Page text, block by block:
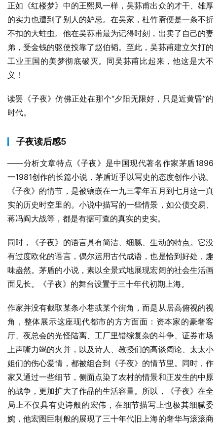
正如《红楼梦》中的王熙凤一样，吴荪甫出众的才干、雄厚
的实力也遭到了别人的妒忌。在吴家，杜竹斋便是一条不折
不扣的大蛀虫。他在吴荪甫最为记得时刻，出卖了自己的妻
弟，受金钱的驱使投靠了赵伯韬。至此，吴荪甫建立欠打的
工业王国的美梦彻底破灭。同吴荪甫比起来，他这是大不
义！
读罢《子夜》仿佛正处在那个“夕阳无限好，只是近黄昏”的
时代。
子夜读后感5
——分析文章特点《子夜》是中国现代著名作家茅盾1896
一1981创作的长篇小说，茅盾近乎以写史的态度创作小说。
《子夜》的情节，是被镶嵌在一九三零年五月到七月这一真
实的历史时空里的。小说中描写的一些情景，如公债交易、
蒋冯阎大战等，都是有据可查的真实的史实。
同时，《子夜》的语言具有简洁、细腻、生动的特点。它没
有过度欧化的语言，偶尔运用古代成语，也是恰到好处，趣
味盎然。茅盾的小说，素以全景式地展现宏阔的社会生活画
面见长。《子夜》的舞台设置于三十年代初期上海。
作家并没有截取某条小巷或某个街角，而是从居高俯视的视
角，整体展示这座现代都市的方方面面：资本家的豪奢客
厅、夜总会的光怪陆离、工厂里错综复杂的斗争、证券市场
上声嘶力竭的火并，以及诗人、教授们的高谈阔论、太太小
姐们的伤心爱情，都被组合到《子夜》的情节里。同时，作
家又通过一些细节，侧面点染了农村的情景和正发生的中原
的战争，更加扩大了作品的生活容量。所以，《子夜》在全
局上不仅具有史诗般的宏伟，在细节描写上也极其细腻委
婉，他宏图巨制般的展现了三十年代旧上海的奢华与滚滚商